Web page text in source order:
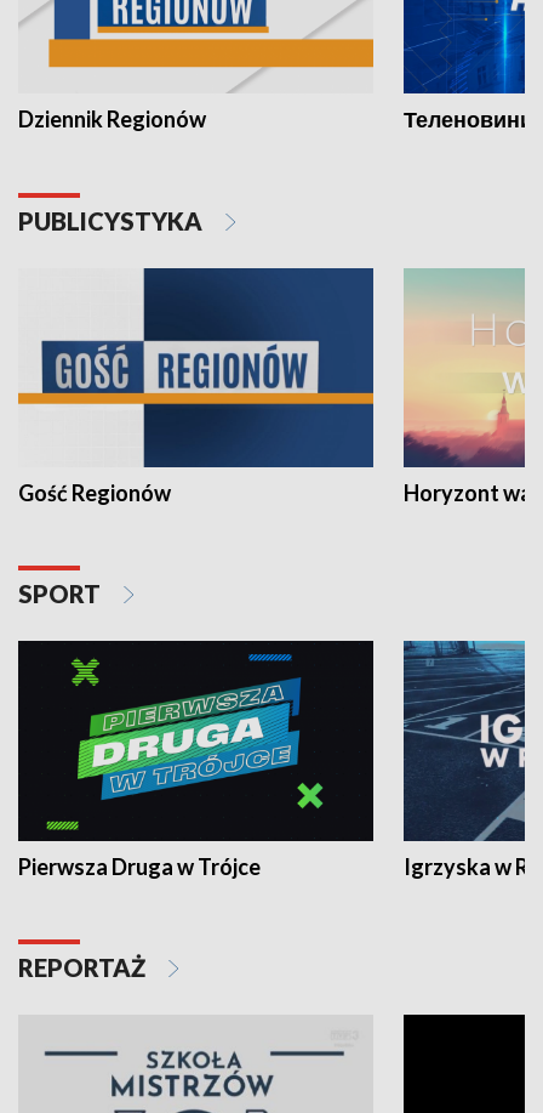
Dziennik Regionów Теленовини
PUBLICYSTYKA
Gość Regionów Horyzont
SPORT
Pierwsza Druga w Trójce Igrzyska w
REPORTAŻ